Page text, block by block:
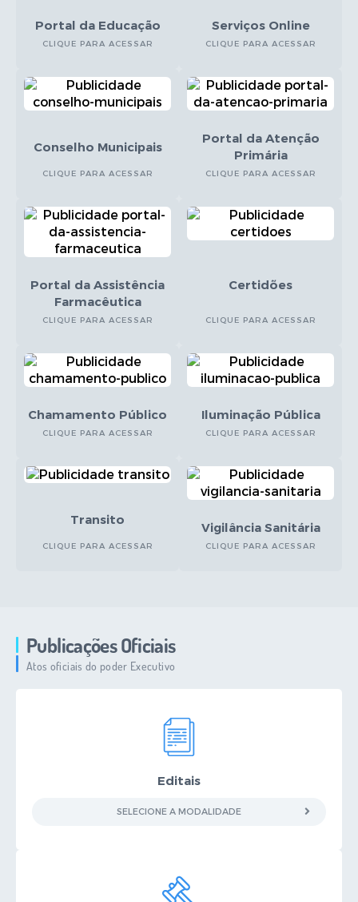
Portal da Educação
CLIQUE PARA ACESSAR
Serviços Online
CLIQUE PARA ACESSAR
Conselho Municipais
CLIQUE PARA ACESSAR
Portal da Atenção
Primária
CLIQUE PARA ACESSAR
Portal da Assistência
Farmacêutica
CLIQUE PARA ACESSAR
Certidões
CLIQUE PARA ACESSAR
Chamamento Público
CLIQUE PARA ACESSAR
Iluminação Pública
CLIQUE PARA ACESSAR
Transito
CLIQUE PARA ACESSAR
Vigilância Sanitária
CLIQUE PARA ACESSAR
Publicações Oficiais
Atos oficiais do poder Executivo
Editais
SELECIONE A MODALIDADE